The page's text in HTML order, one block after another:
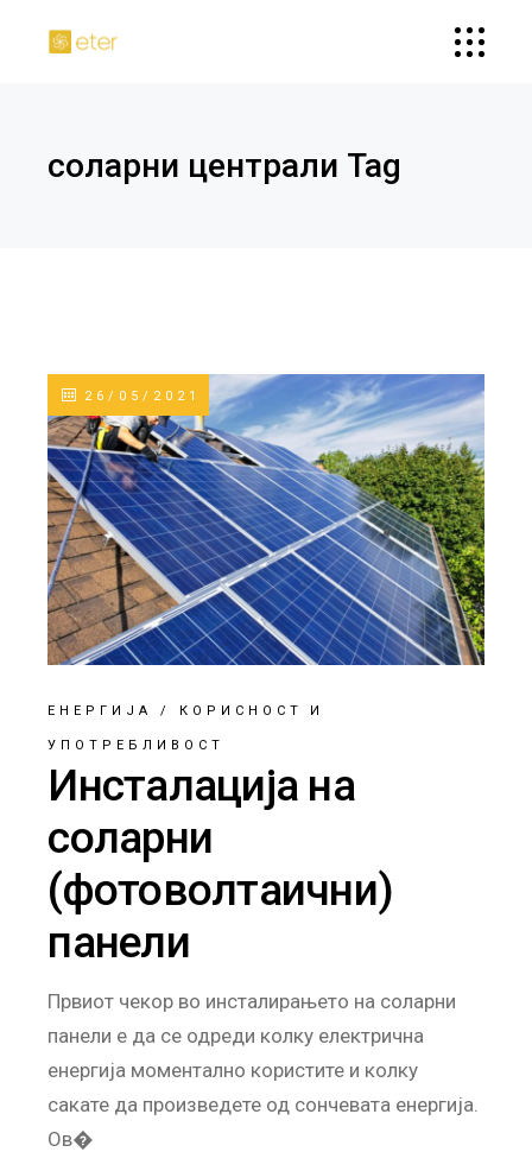
соларни централи Tag
26/05/2021
ЕНЕРГИЈА / КОРИСНОСТ И
УПОТРЕБЛИВОСТ
Инсталација на
соларни
(фотоволтаични)
панели
Првиот чекор во инсталирањето на соларни
панели е да се одреди колку електрична
енергија моментално користите и колку
сакате да произведете од сончевата енергија.
Ов�